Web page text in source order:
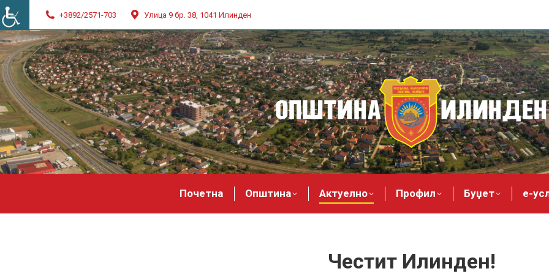
+3892/2571-703 Улица 9 бр. 38, 1041 Илинден
Почетна Општина Актуелно Профил Буџет е-
Честит Илинден!